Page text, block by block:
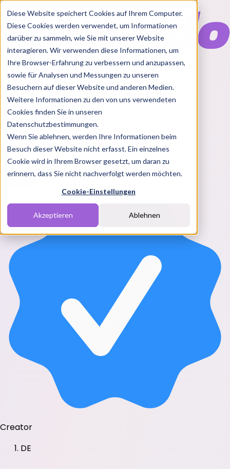
Diese Website speichert Cookies auf Ihrem Computer.
Diese Cookies werden verwendet, um Informationen
darüber zu sammeln, wie Sie mit unserer Website
interagieren. Wir verwenden diese Informationen, um
Ihre Browser-Erfahrung zu verbessern und anzupassen,
sowie für Analysen und Messungen zu unseren
Besuchern auf dieser Website und anderen Medien.
Weitere Informationen zu den von uns verwendeten
Cookies finden Sie in unseren
Datenschutzbestimmungen.
Wenn Sie ablehnen, werden Ihre Informationen beim
Besuch dieser Website nicht erfasst. Ein einzelnes
Cookie wird in Ihrem Browser gesetzt, um daran zu
erinnern, dass Sie nicht nachverfolgt werden möchten.
Cookie-Einstellungen
Akzeptieren Ablehnen
Features
Solutions
BlogChartsRabatt CodesPakete
Login
Creator
DE